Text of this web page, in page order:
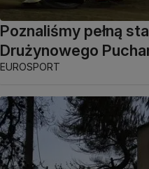
Poznaliśmy pełną
Drużynowego
EUROSPORT